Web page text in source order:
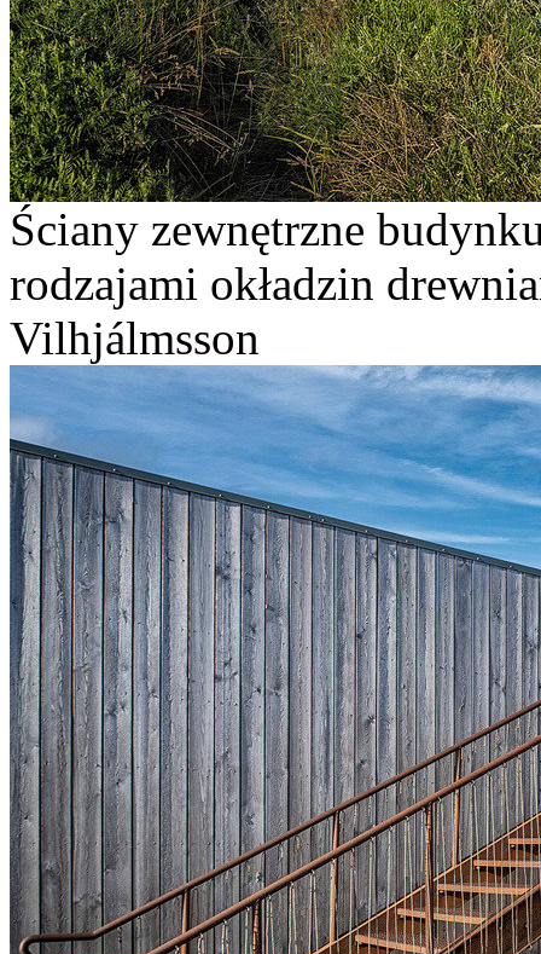
Ściany zewnętrzne
rodzajami okładzin
Vilhjálmsson